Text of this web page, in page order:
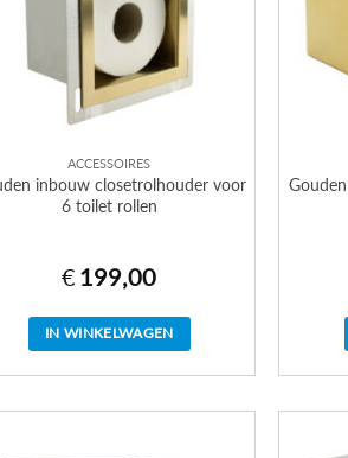
ACCESSOIRES
inbouw closetrolhouder voor
6 toilet rollen
€ 199,00
IN WINKELWAGEN